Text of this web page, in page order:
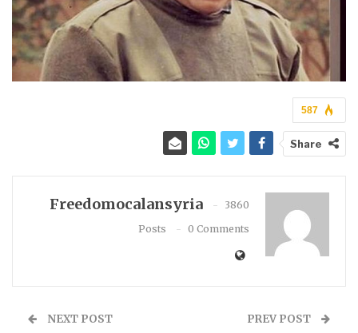
587
Share
Freedomocalansyria
3860
Posts
0 Comments
NEXT POST